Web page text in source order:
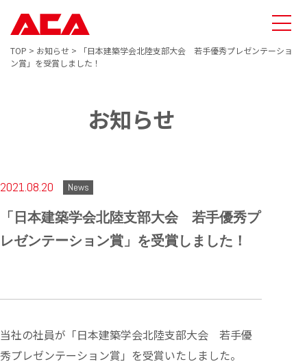
TOP > お知らせ >
「日本建築学会北陸支部大会 若手優秀プレゼンテーショ
ン賞」を受賞しました！
お知らせ
2021.08.20 News
「日本建築学会北陸支部大会 若手優秀プ
レゼンテーション賞」を受賞しました！
当社の社員が「日本建築学会北陸支部大会 若手優
秀プレゼンテーション賞」を受賞いたしました。